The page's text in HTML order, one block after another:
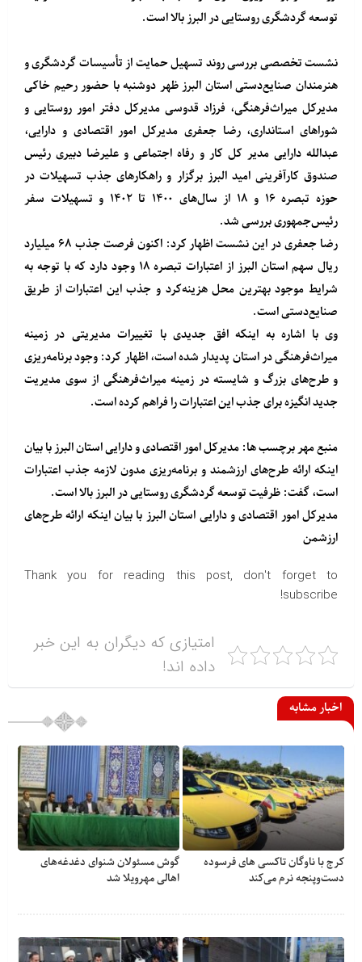
توسعه گردشگری روستایی در البرز بالا است.
نشست تخصصی بررسی روند تسهیل حمایت از تأسیسات گردشگری و
هنرمندان صنایع‌دستی استان البرز ظهر دوشنبه با حضور رحیم خاکی
مدیرکل میراث‌فرهنگی، فرزاد قدوسی مدیرکل دفتر امور روستایی و
شوراهای استانداری، رضا جعفری مدیرکل امور اقتصادی و دارایی،
عبدالله دارایی مدیر کل کار و رفاه اجتماعی و علیرضا دبیری رئیس
صندوق کارآفرینی امید البرز برگزار و راهکارهای جذب تسهیلات در
حوزه تبصره ۱۶ و ۱۸ از سال‌های ۱۴۰۰ تا ۱۴۰۲ و تسهیلات سفر
رئیس‌جمهوری بررسی شد.
رضا جعفری در این نشست اظهار کرد: اکنون فرصت جذب ۶۸ میلیارد
ریال سهم استان البرز از اعتبارات تبصره ۱۸ وجود دارد که با توجه به
شرایط موجود بهترین محل هزینه‌کرد و جذب این اعتبارات از طریق
صنایع‌دستی است.
وی با اشاره به اینکه افق جدیدی با تغییرات مدیریتی در زمینه
میراث‌فرهنگی در استان پدیدار شده است، اظهار کرد: وجود برنامه‌ریزی
و طرح‌های بزرگ و شایسته در زمینه میراث‌فرهنگی از سوی مدیریت
جدید انگیزه برای جذب این اعتبارات را فراهم کرده است.
منبعمهر برچسب ها: مدیرکل امور اقتصادی و دارایی استان البرز با بیان
اینکه ارائه طرح‌های ارزشمند و برنامه‌ریزی مدون لازمه جذب اعتبارات
است، گفت: ظرفیت توسعه گردشگری روستایی در البرز بالا است.
مدیرکل امور اقتصادی و دارایی استان البرز با بیان اینکه ارائه طرح‌های
ارزشمن
Thank you for reading this post, don't forget to
subscribe!
امتیازی که دیگران به این خبر
داده اند!
اخبار مشابه
کرج با ناوگان تاکسی های فرسوده
دست‌وپنجه نرم می‌کند
گوش مسئولان شنوای دغدغه‎‌های
اهالی مهرویلا شد